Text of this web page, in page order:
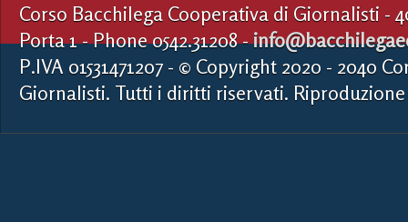
Corso Bacchilega Cooperativa di Giornalisti -
Porta 1 - Phone 0542.31208 -
P.IVA 01531471207 - © Copyright 2020 - 2040
Giornalisti. Tutti i diritti riservati.